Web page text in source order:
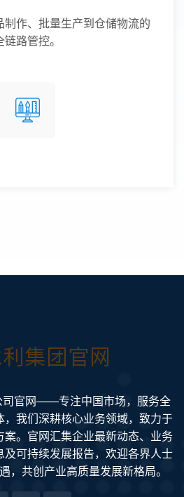
制作、批量生产到仓储物流的
链路管控。
司官网——专注中国市场，服务全
，我们深耕核心业务领域，致力于
案。官网汇集企业最新动态、业务
及可持续发展报告，欢迎各界人士
，共创产业高质量发展新格局。